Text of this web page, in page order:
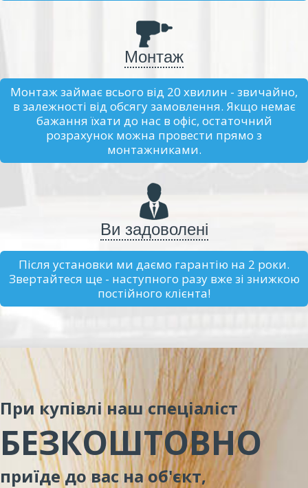
Монтаж
Монтаж займає всього від 20 хвилин - звичайно,
в залежності від обсягу замовлення. Якщо немає
бажання їхати до нас в офіс, остаточний
розрахунок можна провести прямо з
монтажниками.
Ви задоволені
Після установки ми даємо гарантію на 2 роки.
Звертайтеся ще - наступного разу вже зі знижкою
постійного клієнта!
При купівлі наш спеціаліст
БЕЗКОШТОВНО
приїде до вас на об'єкт,